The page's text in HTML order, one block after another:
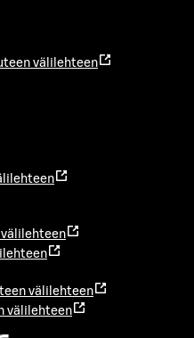
välilehteen
välilehteen
välilehteen